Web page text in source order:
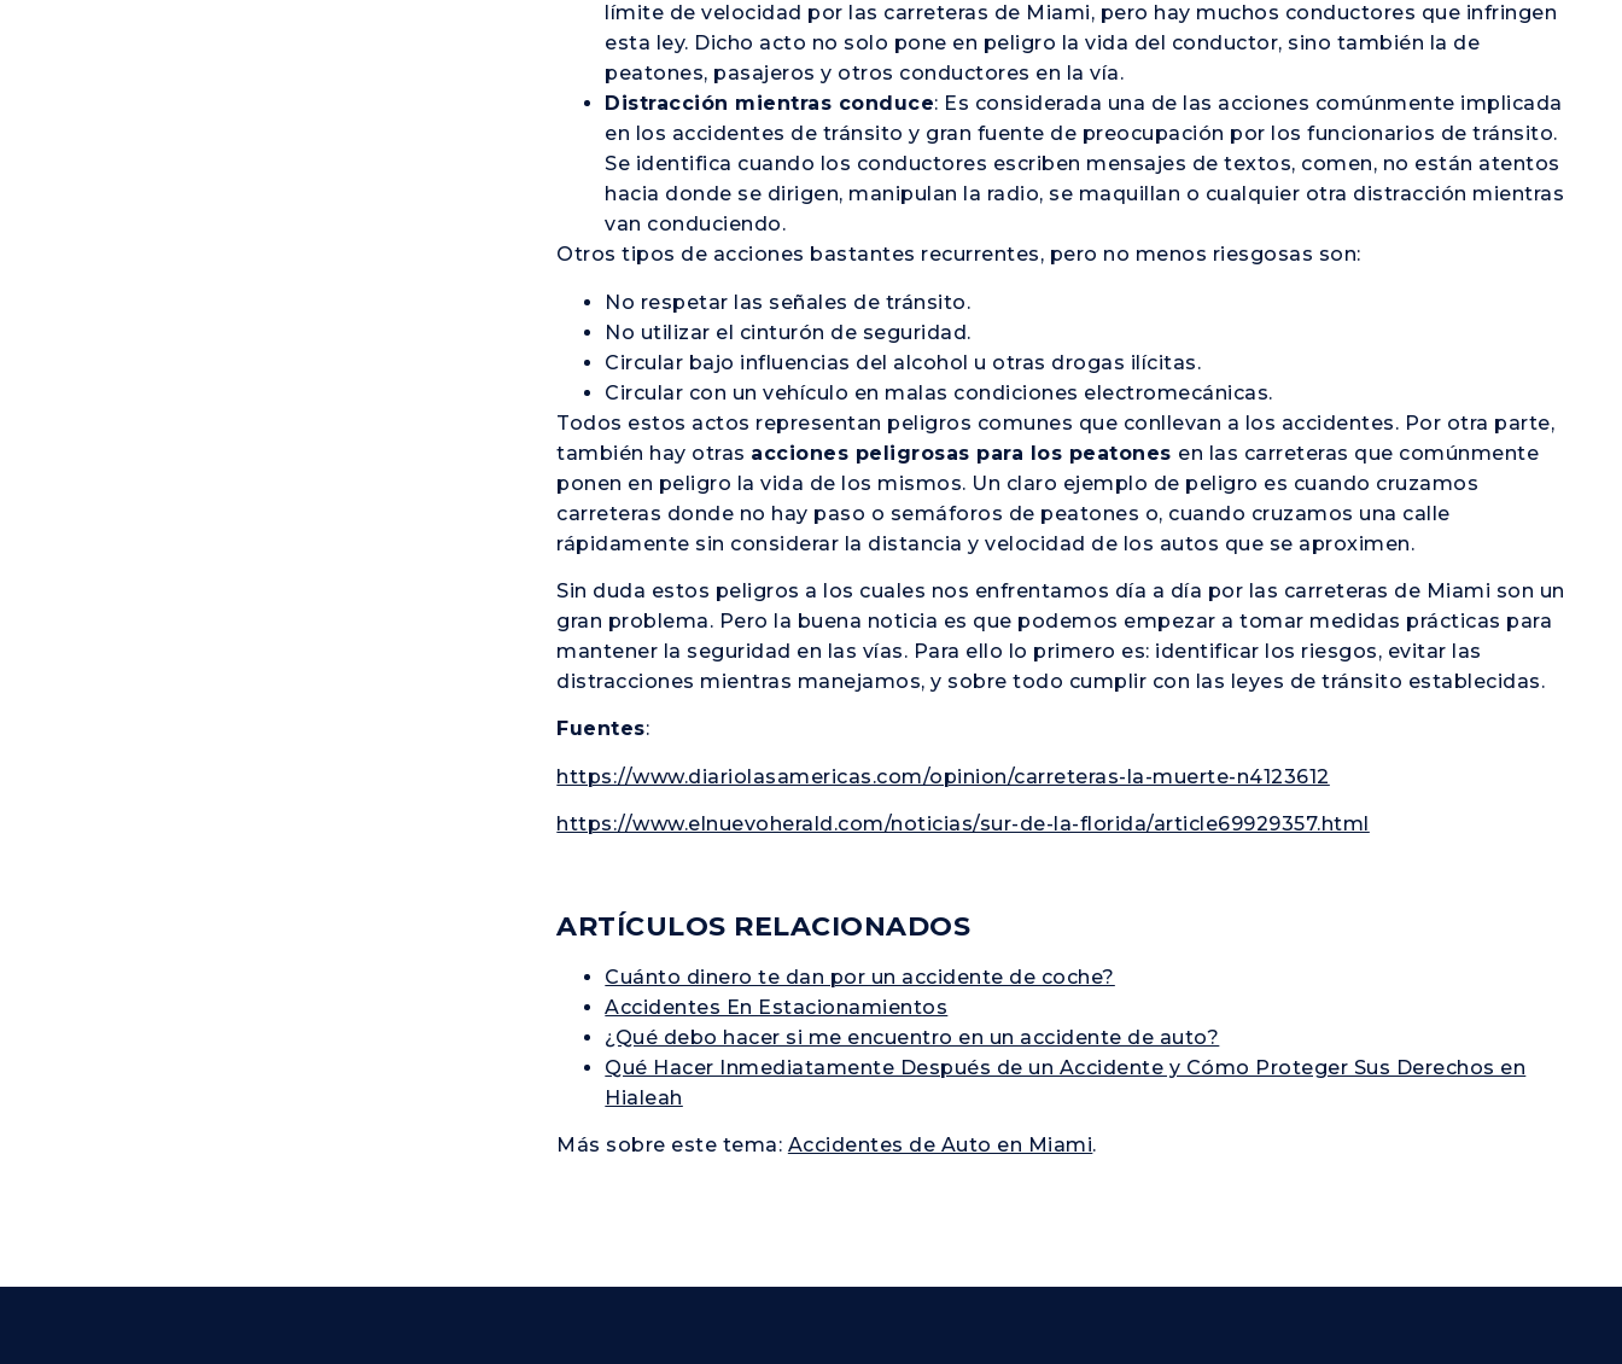
límite de velocidad por las carreteras de Miami, pero hay muchos conductores que infringen
esta ley. Dicho acto no solo pone en peligro la vida del conductor, sino también la de
peatones, pasajeros y otros conductores en la vía.
Distracción mientras conduce: Es considerada una de las acciones comúnmente implicada
en los accidentes de tránsito y gran fuente de preocupación por los funcionarios de tránsito.
Se identifica cuando los conductores escriben mensajes de textos, comen, no están atentos
hacia donde se dirigen, manipulan la radio, se maquillan o cualquier otra distracción mientras
van conduciendo.
Otros tipos de acciones bastantes recurrentes, pero no menos riesgosas son:
No respetar las señales de tránsito.
No utilizar el cinturón de seguridad.
Circular bajo influencias del alcohol u otras drogas ilícitas.
Circular con un vehículo en malas condiciones electromecánicas.
Todos estos actos representan peligros comunes que conllevan a los accidentes. Por otra parte,
también hay otras acciones peligrosas para los peatones en las carreteras que comúnmente
ponen en peligro la vida de los mismos. Un claro ejemplo de peligro es cuando cruzamos
carreteras donde no hay paso o semáforos de peatones o, cuando cruzamos una calle
rápidamente sin considerar la distancia y velocidad de los autos que se aproximen.
Sin duda estos peligros a los cuales nos enfrentamos día a día por las carreteras de Miami son un
gran problema. Pero la buena noticia es que podemos empezar a tomar medidas prácticas para
mantener la seguridad en las vías. Para ello lo primero es: identificar los riesgos, evitar las
distracciones mientras manejamos, y sobre todo cumplir con las leyes de tránsito establecidas.
Fuentes:
https://www.diariolasamericas.com/opinion/carreteras-la-muerte-n4123612
https://www.elnuevoherald.com/noticias/sur-de-la-florida/article69929357.html
ARTÍCULOS RELACIONADOS
Cuánto dinero te dan por un accidente de coche?
Accidentes En Estacionamientos
¿Qué debo hacer si me encuentro en un accidente de auto?
Qué Hacer Inmediatamente Después de un Accidente y Cómo Proteger Sus Derechos en
Hialeah
Más sobre este tema: Accidentes de Auto en Miami.